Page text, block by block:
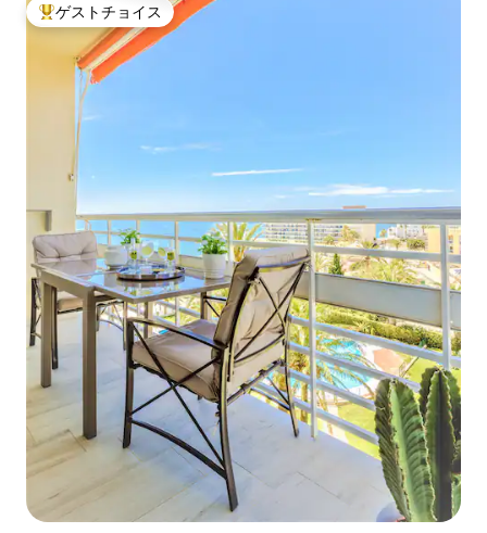
大好評のゲストチョイスです。
ゲストチョイス